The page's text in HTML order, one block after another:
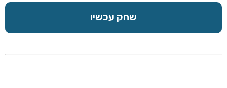
שחק עכשיו